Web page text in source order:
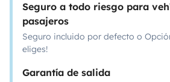
Seguro a todo riesgo para
pasajeros
Seguro incluido por defecto o
eliges!
Garantía de salida